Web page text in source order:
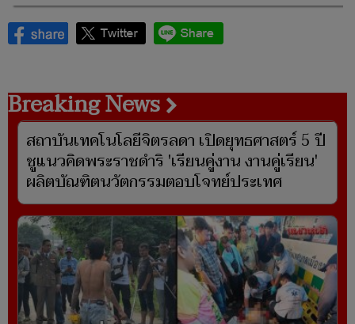
Breaking News
สถาบันเทคโนโลยีจิตรลดา เปิดยุทธศาสตร์ 5 ปี
ชูแนวคิดพระราชดำริ 'เรียนคู่งาน งานคู่เรียน'
ผลิตบัณฑิตนวัตกรรมตอบโจทย์ประเทศ